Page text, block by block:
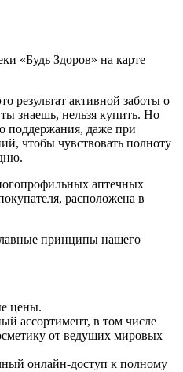
«Будь Здоров» на карте
результат активной заботы о
знаешь, нельзя купить. Но
поддержания, даже при
чтобы чувствовать полноту
аптечных
расположена в
принципы нашего
цены.
ассортимент, в том числе
от ведущих мировых
онлайн-доступ к полному